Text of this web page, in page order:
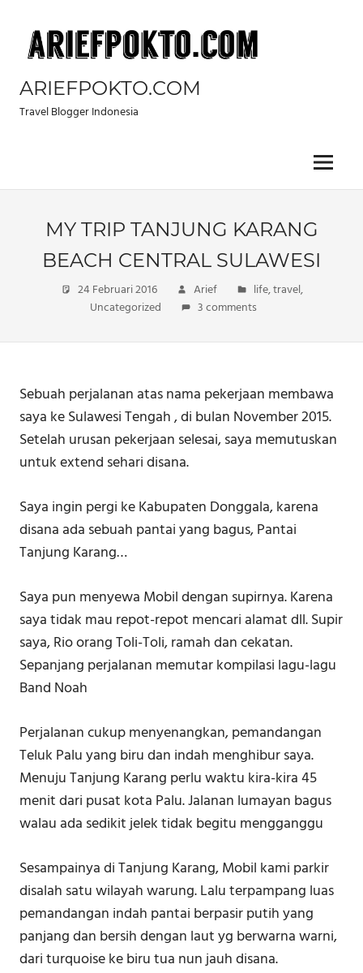
content
ARIEFPOKTO.COM
Travel Blogger Indonesia
Menu
MY TRIP TANJUNG KARANG
BEACH CENTRAL SULAWESI
24 Februari 2016 Arief life,travel,
Uncategorized
3 comments
Sebuah perjalanan atas nama pekerjaan membawa
saya ke Sulawesi Tengah , di bulan November 2015.
Setelah urusan pekerjaan selesai, saya memutuskan
untuk extend sehari disana.
Saya ingin pergi ke Kabupaten Donggala, karena
disana ada sebuah pantai yang bagus, Pantai
Tanjung Karang…
Saya pun menyewa Mobil dengan supirnya. Karena
saya tidak mau repot-repot mencari alamat dll. Supir
saya, Rio orang Toli-Toli, ramah dan cekatan.
Sepanjang perjalanan memutar kompilasi lagu-lagu
Band Noah
Perjalanan cukup menyenangkan, pemandangan
Teluk Palu yang biru dan indah menghibur saya.
Menuju Tanjung Karang perlu waktu kira-kira 45
menit dari pusat kota Palu. Jalanan lumayan bagus
walau ada sedikit jelek tidak begitu mengganggu
Sesampainya di Tanjung Karang, Mobil kami parkir
disalah satu wilayah warung. Lalu terpampang luas
pemandangan indah pantai berpasir putih yang
panjang dan bersih dengan laut yg berwarna warni,
dari turquoise ke biru tua nun jauh disana.